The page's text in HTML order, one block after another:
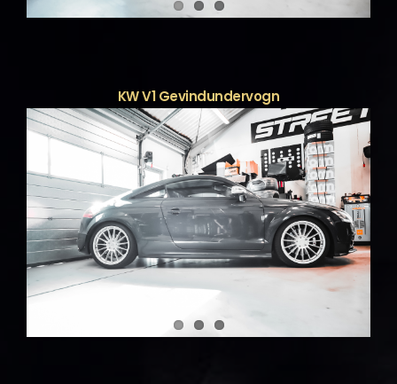
KW V1 Gevindundervogn